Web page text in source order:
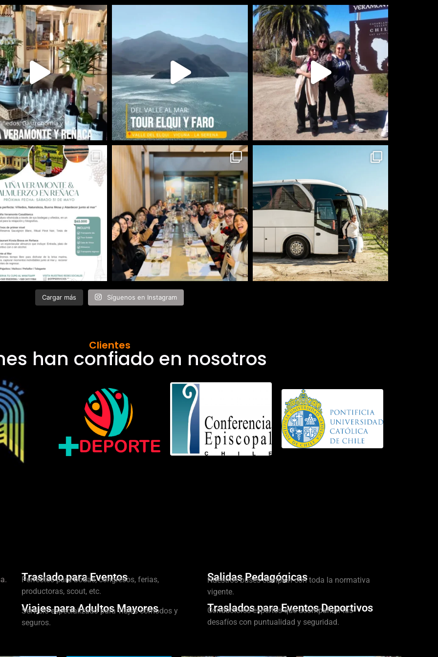
Cargar más Síguenos en Instagram
Clientes
han confiado en nosotros
Traslado para Eventos
Perfectos para bodas, congresos, ferias,
productoras, scout, etc.
Salidas Pedagógicas
Nuestros buses cumplen con toda la normativa
vigente.
Viajes para Adultos Mayores
Servicio especializado para viajes cómodos y
seguros.
Traslados para Eventos Deportivos
Conductores expertos que acompañan tus
desafíos con puntualidad y seguridad.